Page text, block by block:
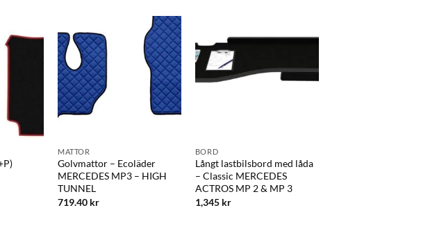
MATTOR
Golvmattor – Ecoläder
MERCEDES MP3 – HIGH
TUNNEL
719.40 kr
BORD
Långt lastbilsbord med låda
– Classic MERCEDES
ACTROS MP 2 & MP 3
1,345 kr